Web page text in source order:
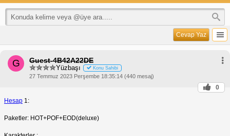
Cevap Yaz
G Guest-4B42A22DE
Yüzbaşı Konu Sahibi
27 Temmuz 2023 Perşembe 18:35:14 (440 mesaj)
0
Hesap 1:
Paketler: HOT+POF+EOD(deluxe)